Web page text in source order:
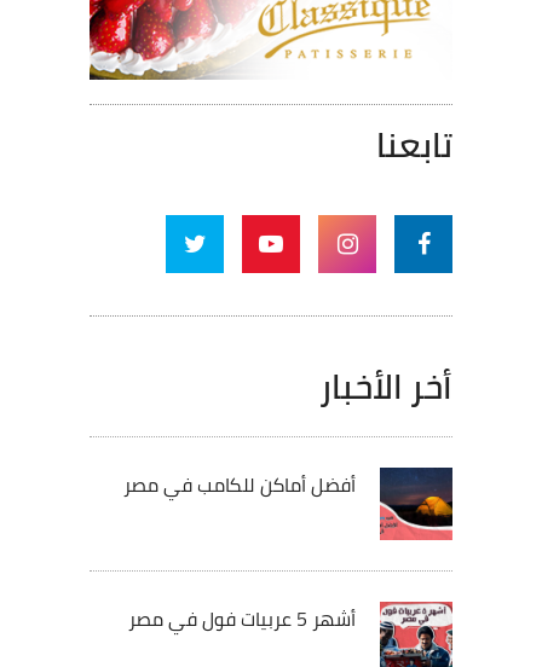
تابعنا
أخر الأخبار
أفضل أماكن للكامب في مصر
أشهر 5 عربيات فول في مصر